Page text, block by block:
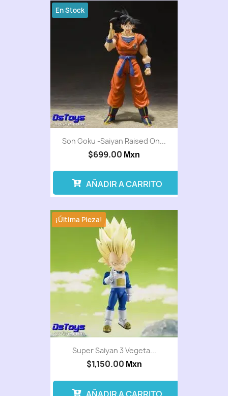
Son Goku -Saiyan Raised On...
$699.00 Mxn
En Stock
AÑADIR A CARRITO
Super Saiyan 3 Vegeta...
$1,150.00 Mxn
¡Última Pieza!